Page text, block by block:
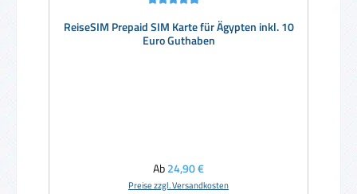
ReiseSIM Prepaid SIM Karte für Ägypten inkl. 10
Euro Guthaben
Regulärer Preis:
Ab24,90 €
Preise zzgl. Versandkosten